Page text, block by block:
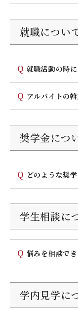
ゆき届き、清潔感
術館、北九州漫
海の公園、響灘
も近く、また少
ティ、県立博物
ケーションです。
就職につい
Q 就職活動の時
どの徹底した個別
員、教員の採用
ども実施。リアル
めて」をテーマ
Q アルバイトの
し障りのある職
奨学金につ
Q どのような奨
各地方自治体の
奨学金ページの詳
学生相談に
Q 悩みを相談で
の心と体の悩み
す。福原学園保健
駐していますし
学内見学に